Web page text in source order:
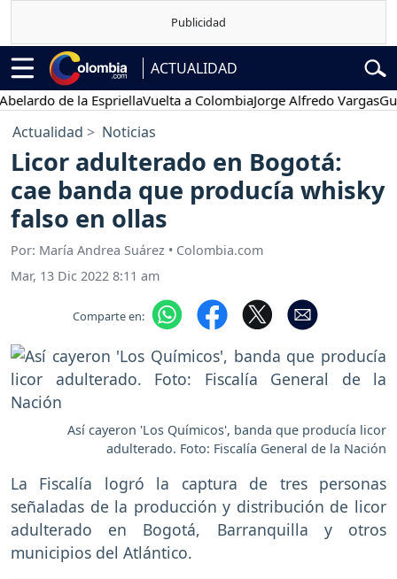
ACTUALIDAD
de la EspriellaVuelta a ColombiaJorge Alfredo Vargas
Actualidad Noticias
Licor adulterado en Bogotá:
cae banda que producía whisky
falso en ollas
Por: María Andrea Suárez • Colombia.com
Mar, 13 Dic 2022 8:11 am
Comparte en:
Así cayeron 'Los Químicos', banda que producía licor
adulterado. Foto: Fiscalía General de la Nación
La Fiscalía logró la captura de tres personas
señaladas de la producción y distribución de licor
adulterado en Bogotá, Barranquilla y otros
municipios del Atlántico.